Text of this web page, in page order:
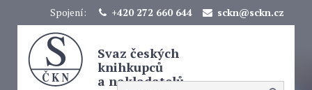
Spojení: +420 272 660 644 sckn@sckn.cz
Svaz českých
knihkupců
a nakladatelů